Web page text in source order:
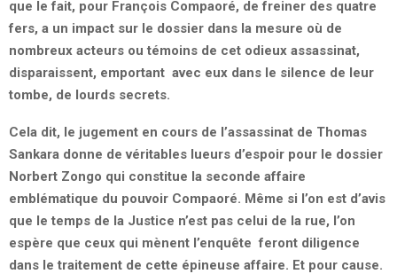
que le fait, pour François Compaoré, de freiner des quatre
fers, a un impact sur le dossier dans la mesure où de
nombreux acteurs ou témoins de cet odieux assassinat,
disparaissent, emportant avec eux dans le silence de leur
tombe, de lourds secrets.
Cela dit, le jugement en cours de l’assassinat de Thomas
Sankara donne de véritables lueurs d’espoir pour le dossier
Norbert Zongo qui constitue la seconde affaire
emblématique du pouvoir Compaoré. Même si l’on est d’avis
que le temps de la Justice n’est pas celui de la rue, l’on
espère que ceux qui mènent l’enquête feront diligence
dans le traitement de cette épineuse affaire. Et pour cause.